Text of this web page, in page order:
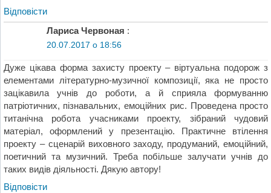
Відповіcти
Лариса Червоная :
20.07.2017 о 18:56
Дуже цікава форма захисту проекту – віртуальна подорож з
елементами літературно-музичної композиції, яка не просто
зацікавила учнів до роботи, а й сприяла формуванню
патріотичних, пізнавальних, емоційних рис. Проведена просто
титанічна робота учасниками проекту, зібраний чудовий
матеріал, оформлений у презентацію. Практичне втілення
проекту – сценарій виховного заходу, продуманий, емоційний,
поетичний та музичний. Треба побільше залучати учнів до
таких видів діяльності. Дякую автору!
Відповіcти